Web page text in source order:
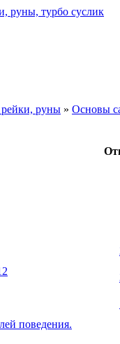
рейки, руны » Основы
2
поведения.